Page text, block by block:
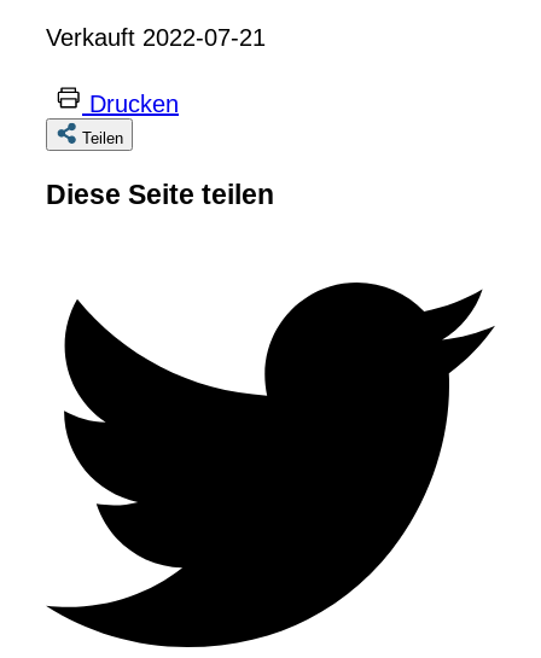
Verkauft 2022-07-21
Drucken
Teilen
Diese Seite teilen